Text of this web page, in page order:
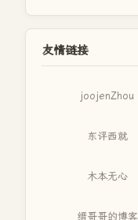
友情链接
joojenZhou
东评西就
木本无心
缙哥哥的博客